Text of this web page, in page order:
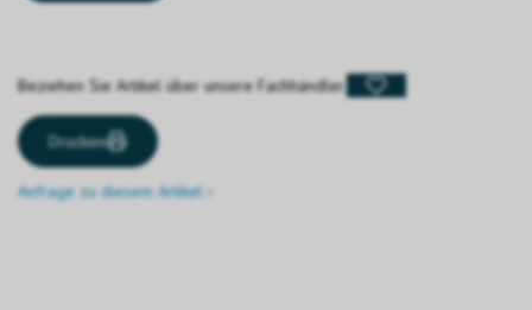
Beziehen Sie Artikel über unsere Fachhändler.
Drucken
Anfrage zu diesem Artikel ›